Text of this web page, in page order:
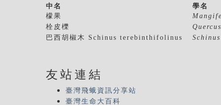
中名 學名
檬果
栓皮櫟
巴西胡椒木 Schinus terebinthifolinus
友站連結
臺灣飛蛾資訊分享站
臺灣生命大百科